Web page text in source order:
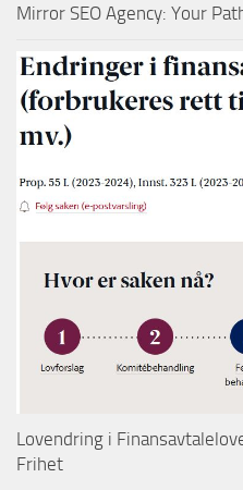
Mirror SEO Agency: Your
Lovendring i
Frihet